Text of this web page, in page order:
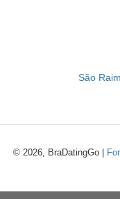
São
© 2026, BraDatingGo |